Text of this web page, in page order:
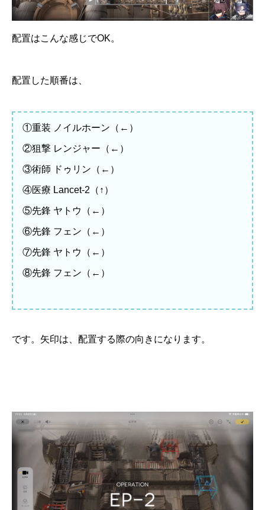
配置はこんな感じでOK。
配置した順番は、
①重装 ノイルホーン（←）
②狙撃 レンジャー（←）
③術師 ドゥリン（←）
④医療 Lancet-2（↑）
⑤先鋒 ヤトウ（←）
⑥先鋒 フェン（←）
⑦先鋒 ヤトウ（←）
⑧先鋒 フェン（←）
です。矢印は、配置する際の向きになります。